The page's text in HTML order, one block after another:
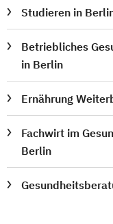
Studieren in
Betriebliches
in Berlin
Ernährung
Fachwirt im
Berlin